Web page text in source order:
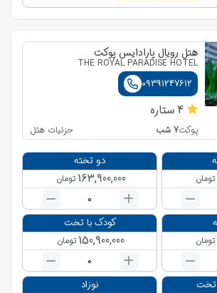
هتل رویال پارادایس پوکت
THE ROYAL PARADISE HOTEL
09391247612
4 ستاره
پوکت7 شب جزئیات هتل
تومان
دو تخته
163,900,000 تومان
0
تومان
کودک با تخت
150,900,000 تومان
0
تخت نوزاد